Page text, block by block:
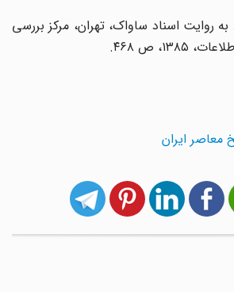
روایت اسناد ساواک، تهران، مرکز بررسی
ص ۴۶۸.
ایران